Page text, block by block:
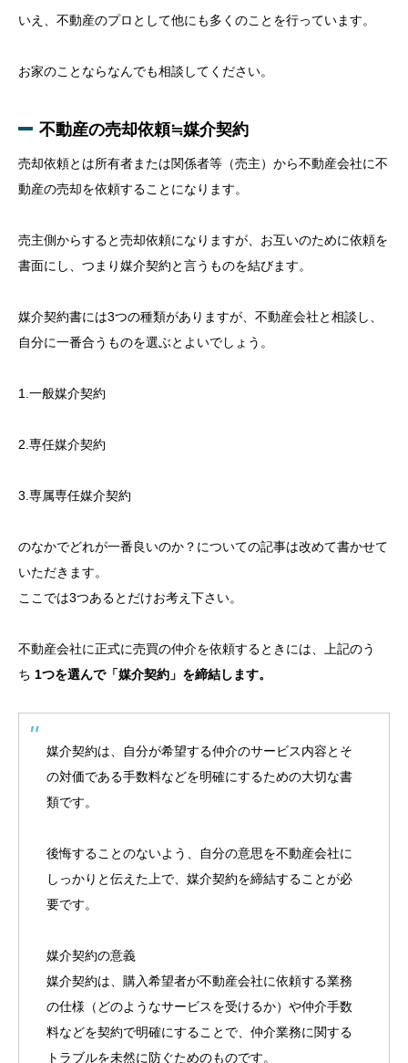
いえ、不動産のプロとして他にも多くのことを行っています。
お家のことならなんでも相談してください。
不動産の売却依頼≒媒介契約
売却依頼とは所有者または関係者等（売主）から不動産会社に不
動産の売却を依頼することになります。
売主側からすると売却依頼になりますが、お互いのために依頼を
書面にし、つまり媒介契約と言うものを結びます。
媒介契約書には3つの種類がありますが、不動産会社と相談し、
自分に一番合うものを選ぶとよいでしょう。
1.一般媒介契約
2.専任媒介契約
3.専属専任媒介契約
のなかでどれが一番良いのか？についての記事は改めて書かせて
いただきます。
ここでは3つあるとだけお考え下さい。
不動産会社に正式に売買の仲介を依頼するときには、上記のう
ち 1つを選んで「媒介契約」を締結します。
媒介契約は、自分が希望する仲介のサービス内容とそ
の対価である手数料などを明確にするための大切な書
類です。
後悔することのないよう、自分の意思を不動産会社に
しっかりと伝えた上で、媒介契約を締結することが必
要です。
媒介契約の意義
媒介契約は、購入希望者が不動産会社に依頼する業務
の仕様（どのようなサービスを受けるか）や仲介手数
料などを契約で明確にすることで、仲介業務に関する
トラブルを未然に防ぐためのものです。